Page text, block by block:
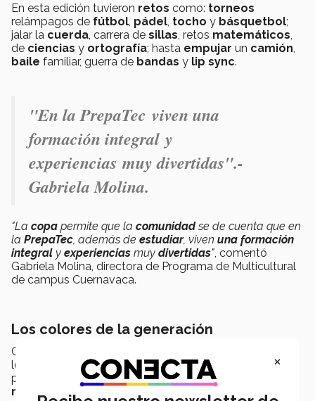
En esta edición tuvieron retos como: torneos
relámpagos de fútbol pádel tocho y básquetbol;
jalar la cuerda , carrera de sillas , retos matemáticos
de ciencias y ortografía; hasta empujar un camión
baile familiar, guerra de bandas y lip sync.
"En la PrepaTec viven una
formación integral y
experiencias muy divertidas".-
Gabriela Molina.
"La copa permite que la comunidadse de cuenta que en
la PrepaTec , además de estudiar, viven una formación
integral y experiencias muy divertidas" , comentó
Gabriela Molina, directora de Programa de Multicultural
de campus Cuernavaca.
Los colores de la generación
Cada
los
acompaña e identifica durante toda la
preparatoria. En esta edición 2024, los colores fueron:
rosa, morado y negro.
×